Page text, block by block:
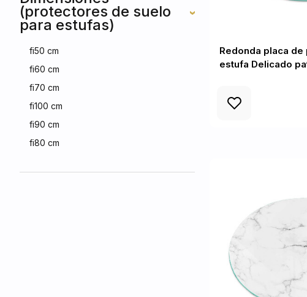
(protectores de suelo
para estufas)
fi50 cm
fi60 cm
fi70 cm
fi100 cm
fi90 cm
fi80 cm
Redonda placa
estufa Delicado